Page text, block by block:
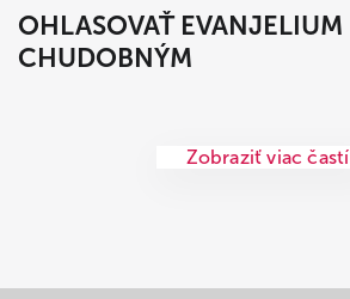
OHLASOVAŤ EVANJELIUM
CHUDOBNÝM
Zobraziť viac častí